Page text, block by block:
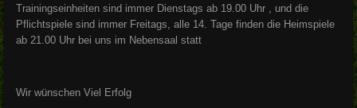
Trainingseinheiten sind immer Dienstags ab 19.00 Uhr , und die
Pflichtspiele sind immer Freitags, alle 14. Tage finden die Heimspiele
ab 21.00 Uhr bei uns im Nebensaal statt
Wir wünschen Viel Erfolg